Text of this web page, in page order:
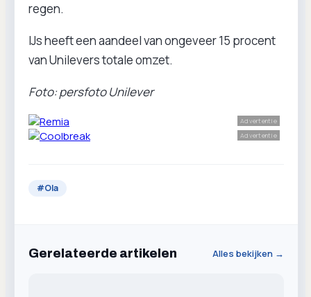
regen.
IJs heeft een aandeel van ongeveer 15 procent
van Unilevers totale omzet.
Foto: persfoto Unilever
Advertentie
Advertentie
#Ola
Gerelateerde artikelen Alles bekijken →